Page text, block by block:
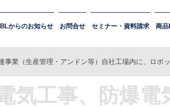
からのお知らせ お問合せ セミナー・資料請求 商品
等）自社工場内に、ロボットやAGV、アンドン等を使った自動化のための
気工事、防爆電